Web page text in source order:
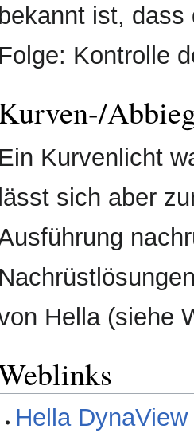
bekannt ist,
Folge: Kontrolle
Ein Kurvenlicht
lässt sich aber
Hella (siehe
Hella